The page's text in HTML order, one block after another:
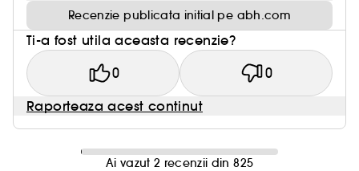
Recenzie publicata initial pe abh.com
Ti-a fost utila aceasta recenzie?
0 0
Raporteaza acest continut
Ai vazut 2 recenzii din 825